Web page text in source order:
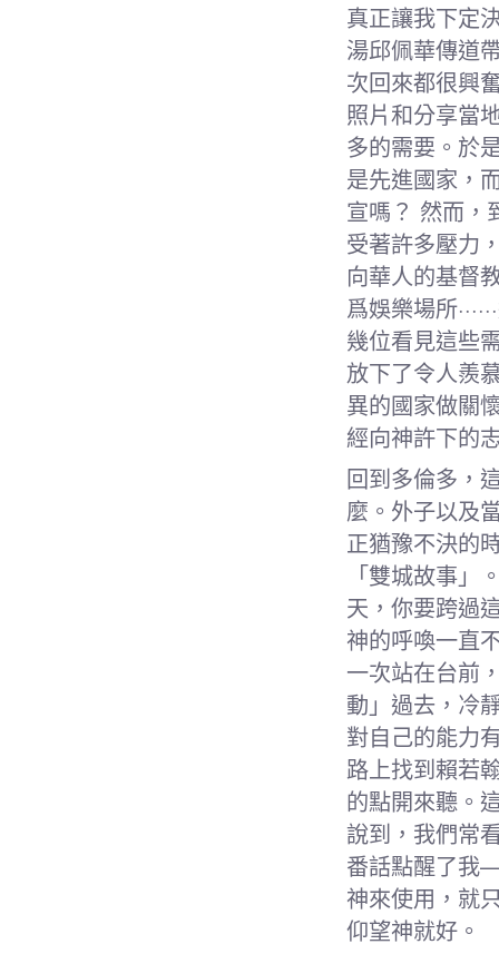
真正讓我下定
湯邱佩華傳道
次回來都很興
照片和分享當
多的需要。於
是先進國家，
宣嗎？ 然而，
受著許多壓力
向華人的基督
爲娛樂場所
幾位看見這些
放下了令人羨
異的國家做關
經向神許下的
回到多倫多，
麼。外子以及
正猶豫不決的
「雙城故事
天，你要跨過
神的呼喚一直
一次站在台前
動」過去，冷
對自己的能力
路上找到賴若
的點開來聽。
說到，我們常
番話點醒了我
神來使用，就
仰望神就好。